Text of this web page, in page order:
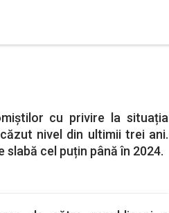
cu privire la situația
nivel din ultimii trei ani.
cel puțin până în 2024.